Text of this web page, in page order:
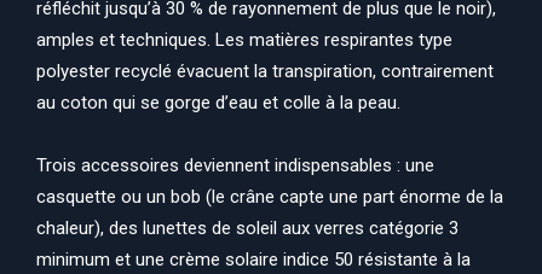
réfléchit jusqu’à 30 % de rayonnement de plus que le noir),
amples et techniques. Les matières respirantes type
polyester recyclé évacuent la transpiration, contrairement
au coton qui se gorge d’eau et colle à la peau.
Trois accessoires deviennent indispensables : une
casquette ou un bob (le crâne capte une part énorme de la
chaleur), des lunettes de soleil aux verres catégorie 3
minimum et une crème solaire indice 50 résistante à la